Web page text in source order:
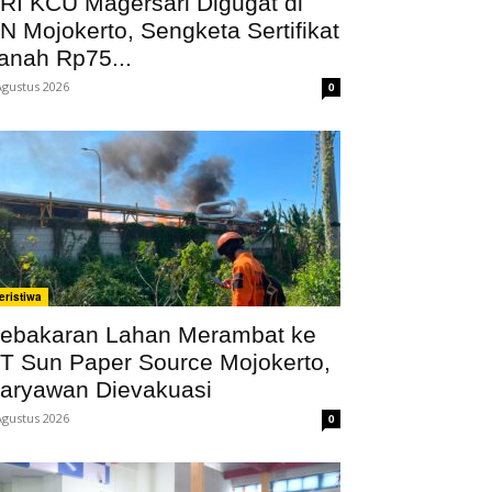
Mojokerto, Sengketa Sertifikat
Rp75...
2026 0
Lahan Merambat ke
Sun Paper Source Mojokerto,
Dievakuasi
2026 0